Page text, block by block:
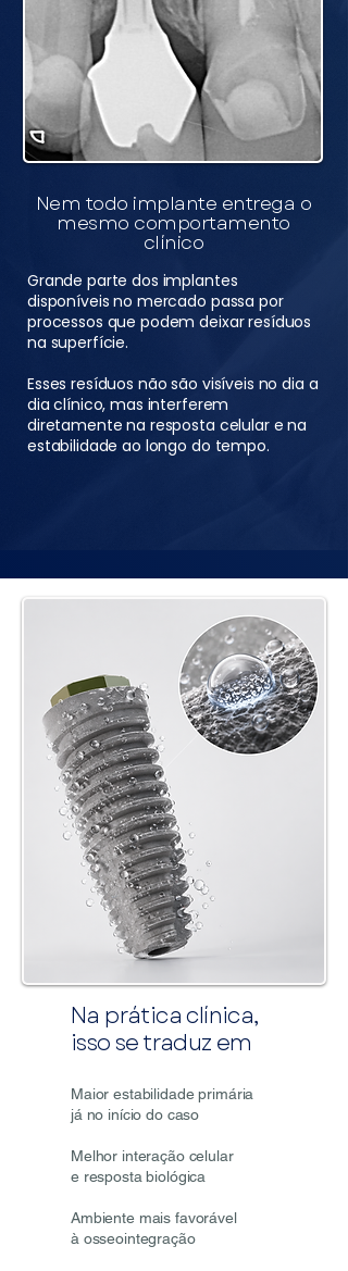
Nem todo implante entrega o
mesmo comportamento
clínico
Grande parte dos implantes
disponíveis no mercado passa por
processos que podem deixar resíduos
na superfície.
Esses resíduos não são visíveis no dia a
dia clínico, mas interferem
diretamente na resposta celular e na
estabilidade ao longo do tempo.
Na prática clínica,
isso se traduz em
Maior estabilidade primária
já no início do caso
Melhor interação celular
e resposta biológica
Ambiente mais favorável
à osseointegração